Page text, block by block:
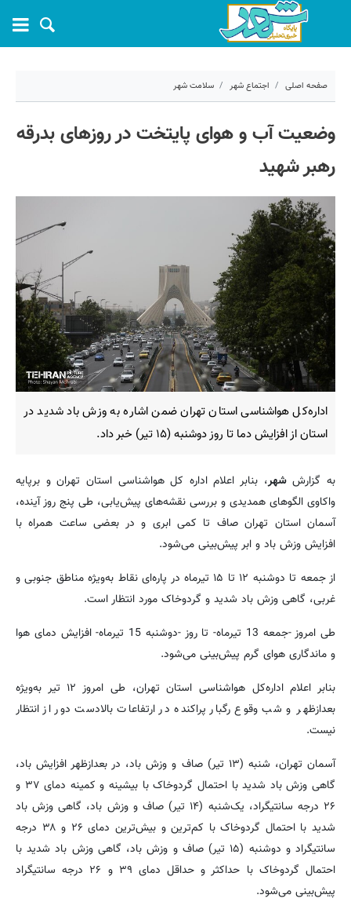
صفحه اصلی اجتماع شهر سلامت شهر
وضعیت آب و هوای پایتخت در روزهای بدرقه
رهبر شهید
اداره‌کل هواشناسی استان تهران ضمن اشاره به وزش باد شدید در
استان از افزایش دما تا روز دوشنبه (۱۵ تیر) خبر داد.
به گزارششهر، بنابر اعلام اداره کل هواشناسی استان تهران و برپایه
واکاوی الگوهای همدیدی و بررسی نقشه‌های پیش‌یابی، طی پنج روز آینده،
آسمان استان تهران صاف تا کمی ابری و در بعضی ساعت همراه با
افزایش وزش باد و ابر پیش‌بینی می‌شود.
از جمعه تا دوشنبه ۱۲ تا ۱۵ تیرماه در پاره‌ای نقاط به‌ویژه مناطق جنوبی و
غربی، گاهی وزش باد شدید و گردوخاک مورد انتظار است.
طی امروز -جمعه 13 تیرماه- تا روز -دوشنبه 15 تیرماه- افزایش دمای هوا
و ماندگاری هوای گرم پیش‌بینی می‌شود.
بنابر اعلام اداره‌کل هواشناسی استان تهران، طی امروز ۱۲ تیر به‌ویژه
بعدازظهر و شب وقوع رگبار پراکنده در ارتفاعات بالادست دور از انتظار
نیست.
آسمان تهران، شنبه (۱۳ تیر) صاف و وزش باد، در بعدازظهر افزایش باد،
گاهی وزش باد شدید با احتمال گردوخاک با بیشینه و کمینه دمای ۳۷ و
۲۶ درجه سانتیگراد، یک‌شنبه (۱۴ تیر) صاف و وزش باد، گاهی وزش باد
شدید با احتمال گردوخاک با کم‌ترین و بیش‌ترین دمای ۲۶ و ۳۸ درجه
سانتیگراد و دوشنبه (۱۵ تیر) صاف و وزش باد، گاهی وزش باد شدید با
احتمال گردوخاک با حداکثر و حداقل دمای ۳۹ و ۲۶ درجه سانتیگراد
پیش‌بینی می‌شود.